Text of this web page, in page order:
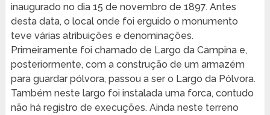
inaugurado no dia 15 de novembro de 1897. Antes
desta data, o local onde foi erguido o monumento
teve várias atribuições e denominações.
Primeiramente foi chamado de Largo da Campina e,
posteriormente, com a construção de um armazém
para guardar pólvora, passou a ser o Largo da Pólvora.
Também neste largo foi instalada uma forca, contudo
não há registro de execuções. Ainda neste terreno